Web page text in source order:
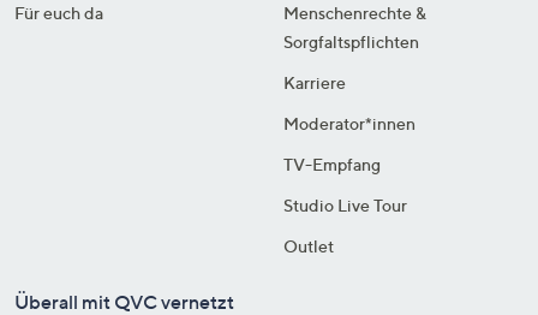
Für euch da
Menschenrechte &
Sorgfaltspflichten
Karriere
Moderator*innen
TV-Empfang
Studio Live Tour
Outlet
Überall mit QVC vernetzt